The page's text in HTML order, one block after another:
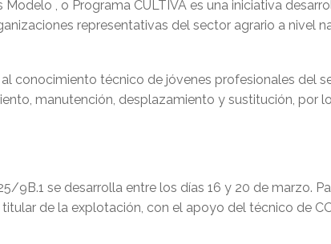
, o Programa CULTIVA es una iniciativa
representativas del sector agrario a nivel
conocimiento técnico de jóvenes profesionales del
manutención, desplazamiento y sustitución, por
se desarrolla entre los días 16 y 20 de marzo.
de la explotación, con el apoyo del técnico de